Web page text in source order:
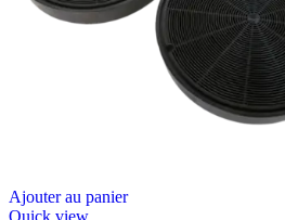
Ajouter au panier
Quick view